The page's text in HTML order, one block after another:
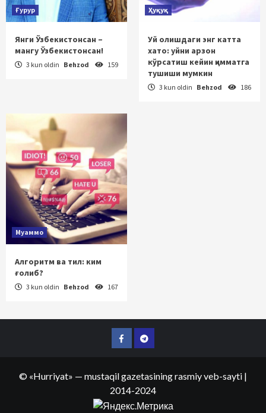
Ғурур
Янги Ўзбекистонсан –
мангу Ўзбекистонсан!
3 kun oldin Behzod 159
Ҳуқуқ
Уй олишдаги энг катта
хато: уйни арзон
кўрсатиш кейин қимматга
тушиши мумкин
3 kun oldin Behzod 186
Муаммо
Алгоритм ва тил: ким
ғолиб?
3 kun oldin Behzod 167
FacebookTelegram
© «Hurriyat» — mustaqil gazetasining rasmiy veb-sayti |
2014-2024